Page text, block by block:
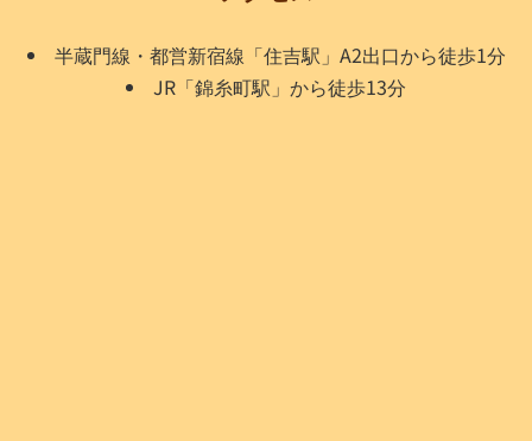
半蔵門線・都営新宿線「住吉駅」A2出口から徒歩1分
JR「錦糸町駅」から徒歩13分